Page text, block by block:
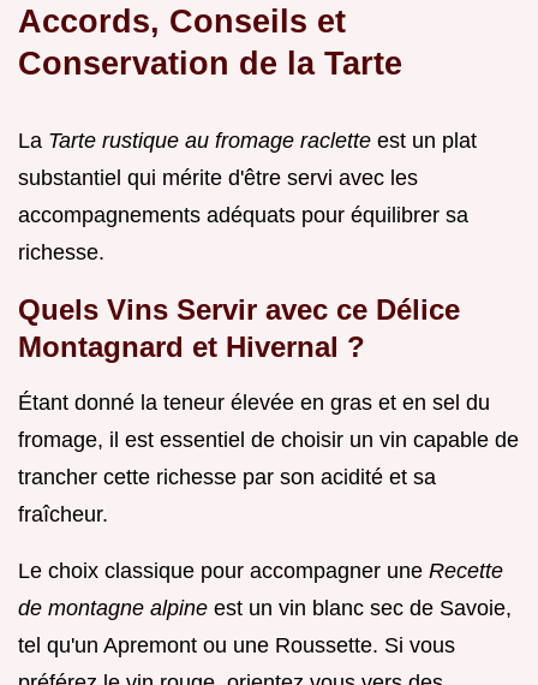
Accords, Conseils et
Conservation de la Tarte
La Tarte rustique au fromage raclette est un plat
substantiel qui mérite d'être servi avec les
accompagnements adéquats pour équilibrer sa
richesse.
Quels Vins Servir avec ce Délice
Montagnard et Hivernal ?
Étant donné la teneur élevée en gras et en sel du
fromage, il est essentiel de choisir un vin capable de
trancher cette richesse par son acidité et sa
fraîcheur.
Le choix classique pour accompagner une Recette
de montagne alpine est un vin blanc sec de Savoie,
tel qu'un Apremont ou une Roussette. Si vous